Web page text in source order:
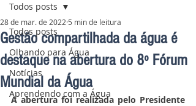
Todos posts
Olhando para Água
Notícias
Aprendendo com a Água
Todos posts
Gestão compartilhada da água é
destaque na abertura do 8º Fórum
Mundial da Água
28 de mar. de 2022 5 min de leitura
A abertura foi realizada pelo Presidente